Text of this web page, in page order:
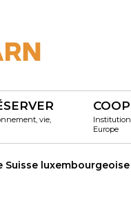
vie,
Europe
Suisse